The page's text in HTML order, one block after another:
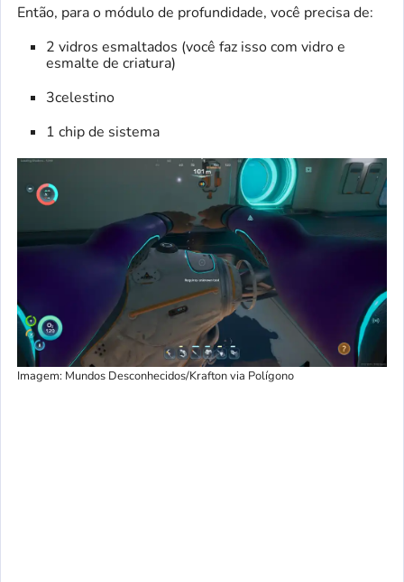
Então, para o módulo de profundidade, você precisa de:
2 vidros esmaltados (você faz isso com vidro e
esmalte de criatura)
3celestino
1 chip de sistema
Imagem: Mundos Desconhecidos/Krafton via Polígono